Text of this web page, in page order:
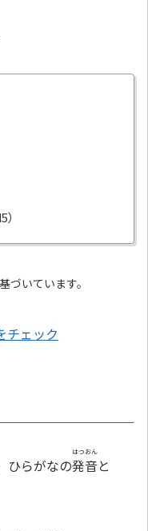
いています。
チェック
ひらがなの発音
はつおん
と